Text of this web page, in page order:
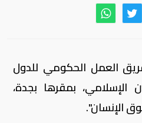
العمل الحكومي للدول
الإسلامي، بمقرها بجدة،
الإنسان".